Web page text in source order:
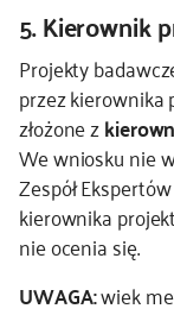
5. Kierownik
Projekty
przez kierownika
złożone z
We wniosku nie
Zespół
kierownika
nie ocenia się.
UWAGA:wiek